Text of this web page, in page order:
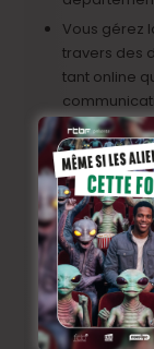
Vous gérez
travers des
tant online
supports
réseaux
outils de
publiques et
Vous
Profil
Vous